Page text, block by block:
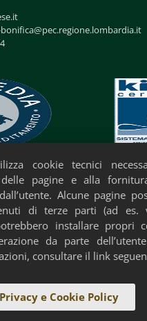
Cookie Policy
cookie tecnici
delle pagine e alla
Alcune pagine
di terze parti (ad es.
installare propri
da parte
consultare il link
Privacy e Cookie Policy